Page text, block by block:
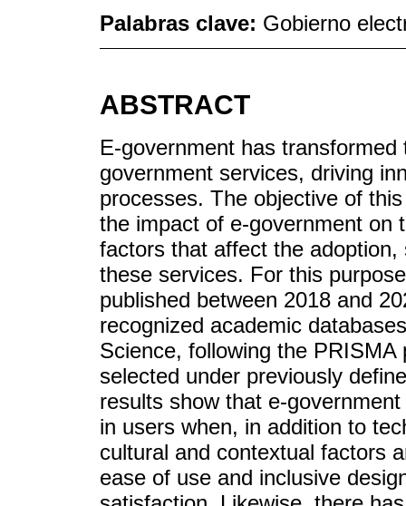
Palabras clave: Gobierno
ABSTRACT
E-government has
government services, driving
processes. The objective of
the impact of e-government on
factors that affect the
these services. For this
published between 2018 and
recognized academic
Science, following the
selected under previously
results show that e-
in users when, in addition to
cultural and contextual factors
ease of use and inclusive